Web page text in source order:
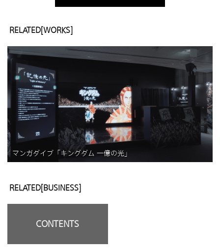
RELATED[WORKS]
マンガダイブ「キングダム 一億の光」
RELATED[BUSINESS]
CONTENTS